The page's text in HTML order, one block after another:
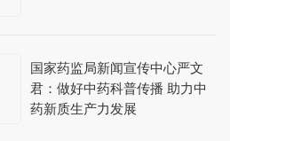
国家药监局新闻宣传中心严文
君：做好中药科普传播 助力中
药新质生产力发展